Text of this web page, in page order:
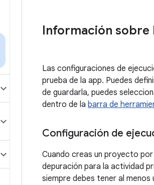
Información sobre
Las configuraciones de
prueba de la app. Puedes
de guardarla, puedes
dentro de la barra de
Configuración de
Cuando creas un proyecto
depuración para la actividad
siempre debes tener al